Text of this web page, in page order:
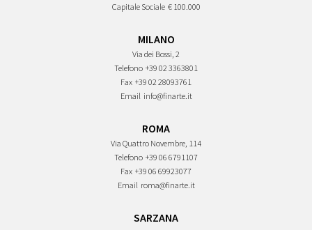
Capitale Sociale € 100.000
MILANO
Via dei Bossi, 2
Telefono +39 02 3363801
Fax +39 02 28093761
Email info@finarte.it
ROMA
Via Quattro Novembre, 114
Telefono +39 06 6791107
Fax +39 06 69923077
Email roma@finarte.it
SARZANA